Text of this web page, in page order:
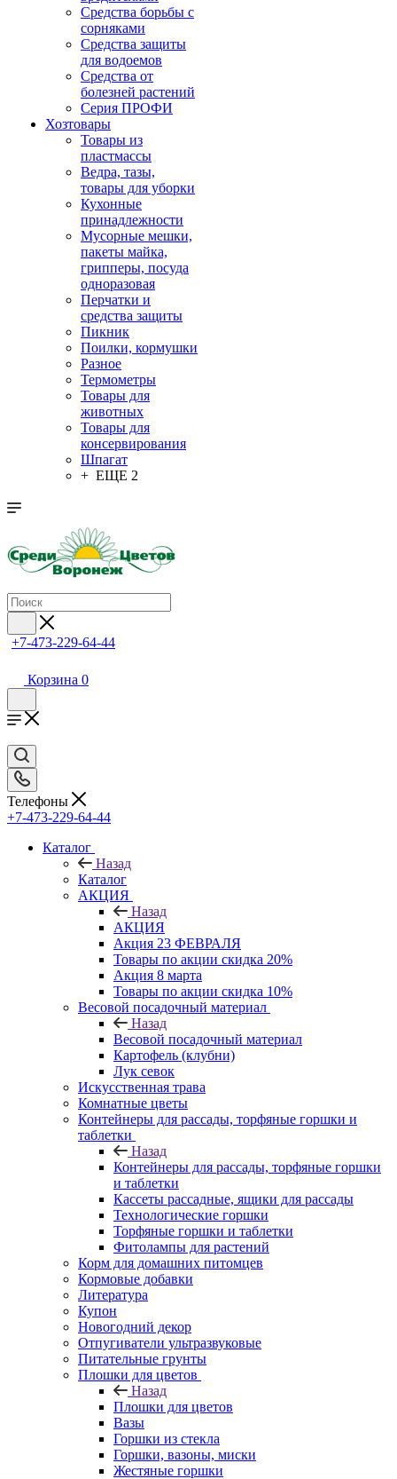
Средства борьбы с
сорняками
Средства защиты
для водоемов
Средства от
болезней растений
Серия ПРОФИ
Хозтовары
Товары из
пластмассы
Ведра, тазы,
товары для уборки
Кухонные
принадлежности
Мусорные мешки,
пакеты майка,
грипперы, посуда
одноразовая
Перчатки и
средства защиты
Пикник
Поилки, кормушки
Разное
Термометры
Товары для
животных
Товары для
консервирования
Шпагат
+ ЕЩЕ 2
+7-473-229-64-44
Корзина 0
Телефоны
+7-473-229-64-44
Каталог
Назад
Каталог
АКЦИЯ
Назад
АКЦИЯ
Акция 23 ФЕВРАЛЯ
Товары по акции скидка 20%
Акция 8 марта
Товары по акции скидка 10%
Весовой посадочный материал
Назад
Весовой посадочный материал
Картофель (клубни)
Лук севок
Искусственная трава
Комнатные цветы
Контейнеры для рассады, торфяные горшки и
таблетки
Назад
Контейнеры для рассады, торфяные горшки
и таблетки
Кассеты рассадные, ящики для рассады
Технологические горшки
Торфяные горшки и таблетки
Фитолампы для растений
Корм для домашних питомцев
Кормовые добавки
Литература
Купон
Новогодний декор
Отпугиватели ультразвуковые
Питательные грунты
Плошки для цветов
Назад
Плошки для цветов
Вазы
Горшки из стекла
Горшки, вазоны, миски
Жестяные горшки